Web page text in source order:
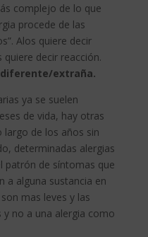
complejo de lo que
procede de las
Alos quiere decir
decir reacción.
extraña.
ya se suelen
de vida, hay otras
largo de los años sin
determinadas alergias
patrón de síntomas que
a alguna sustancia en
mas leves y las
no a una alergia como